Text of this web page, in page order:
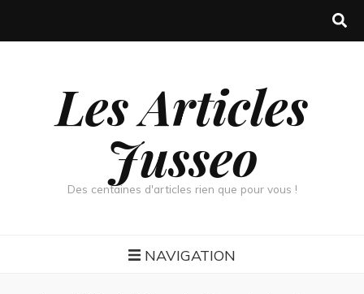
Les Articles
Jusseo
Des centaines d'articles rien que pour vous !
NAVIGATION